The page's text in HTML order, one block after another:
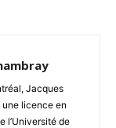
Jacques
licence en
l’Université de